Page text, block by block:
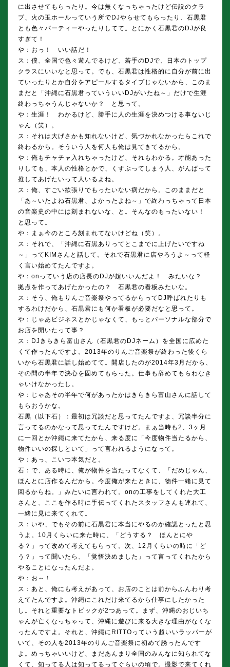
に出させてもらったり。今は無くなっちゃったけど伝説のクラ
ブ、火の玉ホールっていう所でDJやらせてもらったり、石黒君
とも色々パーティーやったりしてて。とにかく石黒君のDJが良
すぎて！
や：おっ！ いい話だ！
ス：僕、全国で色々遊んでるけど、若手のDJで、日本のトップ
クラスにいいなと思って。でも、石黒君は性格的に自分が前に出
ていったりとか自分をアピールするタイプじゃないから、このま
まだと「沖縄に石黒君っていういいDJがいたね～」だけで生涯
終わっちゃうんじゃないか？ と思って。
や：生涯！ わかるけど、勝手に人の生涯を決めつける事ないじ
ゃん（笑）。
ス：それは大げさかも知れないけど、気づかれなかったらこれで
終わるから。そういう人を何人も俺は見てきてるから。
や：俺もチャチャ入れちゃったけど、それもわかる。才能あった
りしても、本人の性格とかで、くすぶってしまう人、がんばって
推してあげたいって人いるよね。
ス：俺、すごい欲張りでもったいない病だから。このままだと
「あ～いたよね石黒君、よかったよね～」で終わっちゃって日本
の音楽史の中には刻まれないな、と。そんなのもったいない！
と思って。
や：まぁ今のところ刻まれてないけどね（笑）。
ス：それで、「沖縄に石黒ありってとこまでに上げたいですね
～」ってKIMさんと話して。それで石黒君に店やろうよ～って軽
く言い始めてたんですよ。
や：onっていう店の店長のDJが超いいんだよ！ みたいな？
拠点を作ってあげたかったの？ 石黒君の看板みたいな。
ス：そう、俺もりんご音楽祭やってるからってDJ呼ばれたりも
するわけだから、石黒君にも何か看板が必要だなと思って。
や：じゃあビジネスとかじゃなくて、もっとパーソナルな部分で
お店を開いたって事？
ス：DJきらきら富山さん（石黒君のDJネーム）を全国に広めた
くて作ったんですよ。2013年のりんご音楽祭が終わった後くら
いから石黒君に話し始めてて。開店したのが2014年3月だから、
その間の半年で決心を固めてもらった。仕事も辞めてもらわなき
ゃいけなかったし。
や：じゃあその半年で何があったかはきらきら富山さんに話して
もらおうかな。
石黒（以下石）：最初は冗談だと思ってたんですよ、冗談半分に
言ってるのかなって思ってたんですけど。まぁ当時も2、3ヶ月
に一回とか沖縄に来てたから、来る度に「今度物件当たるから、
物件いいの探しといて」って言われるようになって。
や：あっ、こいつ本気だと。
石：で、ある時に、俺が物件を当たってなくて、「だめじゃん、
ほんとに店作るんだから。今度俺が来たときに、物件一緒に見て
回るからね。」みたいに言われて。onの工事をしてくれた大工
さんと、ここを作る時に手伝ってくれたスタッフさんも連れて、
一緒に見に来てくれて。
ス：いや、でもその前に石黒君に本当にやるのか確認とったと思
うよ。10月くらいに来た時に、「どうする？ ほんとにや
る？」って改めて考えてもらって。次、12月くらいの時に「ど
う？」って聞いたら、「覚悟決めました」って言ってくれたから
やることになったんだよ。
や：お～！
ス：あと、俺にも考えがあって、お店のことは前からふんわり考
えてたんですよ。沖縄にこれだけ来てるから仕事にしたかった
し。それと重要なトピックが2つあって。まず、沖縄のおじいち
ゃんが亡くなっちゃって、沖縄に遊びに来る大きな理由がなくな
ったんですよ。それと、沖縄にRITTOっていう超いいラッパーが
いて、その人を2013年のりんご音楽祭に初めて誘ったんです
よ。めっちゃいいけど、まだあんまり全国のみんなに知られてな
くて、知ってる人は知ってるってぐらいの頃で。撮影で来てくれ